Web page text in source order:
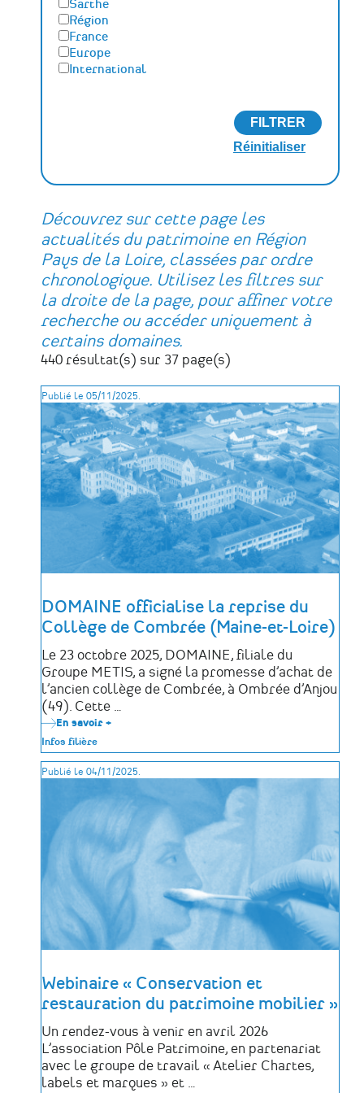
Découvrez sur cette page les
actualités du patrimoine en Région
Pays de la Loire, classées par ordre
chronologique. Utilisez les filtres sur
la droite de la page, pour affiner votre
recherche ou accéder uniquement à
certains domaines.
440 résultat(s) sur 37 page(s)
Publié le 05/11/2025.
DOMAINE officialise la reprise du
Collège de Combrée (Maine-et-Loire)
Le 23 octobre 2025, DOMAINE, filiale du
Groupe METIS, a signé la promesse d’achat de
l’ancien collège de Combrée, à Ombrée d’Anjou
(49). Cette …
En savoir +
la
reprise
Collège
de
Combrée
(Maine-
et-
Loire)
Infos filière
Publié le 04/11/2025.
Webinaire « Conservation et
restauration du patrimoine mobilier »
Un rendez-vous à venir en avril 2026
L’association Pôle Patrimoine, en partenariat
avec le groupe de travail « Atelier Chartes,
labels et marques » et …
Sarthe
Région
France
Europe
International